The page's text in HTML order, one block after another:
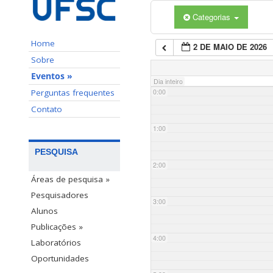
Home
Sobre
Eventos »
Perguntas frequentes
Contato
PESQUISA
Áreas de pesquisa »
Pesquisadores
Alunos
Publicações »
Laboratórios
Oportunidades
Categorias
2 DE MAIO DE 2026
Dia inteiro
0:00
1:00
2:00
3:00
4:00